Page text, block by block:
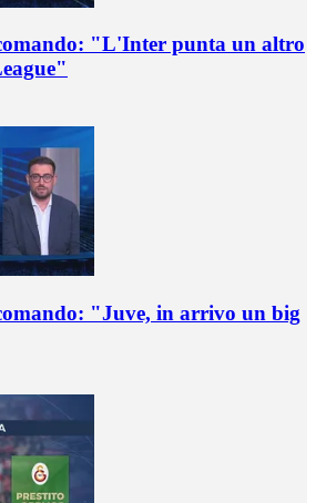
"L'Inter punta un altro
"Juve, in arrivo un big